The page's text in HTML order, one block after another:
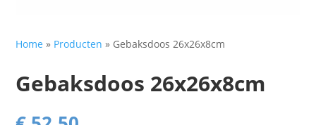
Home » Producten » Gebaksdoos 26x26x8cm
Gebaksdoos 26x26x8cm